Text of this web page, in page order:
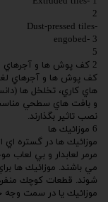
2
-Dust-pressed tiles
3 -engobed
5
2 كف پوش ها و آجرهاي لغزشي 1 -5
كف پوش ها و آجرهاي
هاي كاري، تخلخل ها
و بافت هاي سطحي
نصب تاثير بگذارند.
6 موزائيك ها
موزائيك ها در گستره اي
مرمر لعابدار و بي لعاب
مي باشند. موزائيك ها
شوند. قطعات كوچك
موزائيك يا در سمت وجه